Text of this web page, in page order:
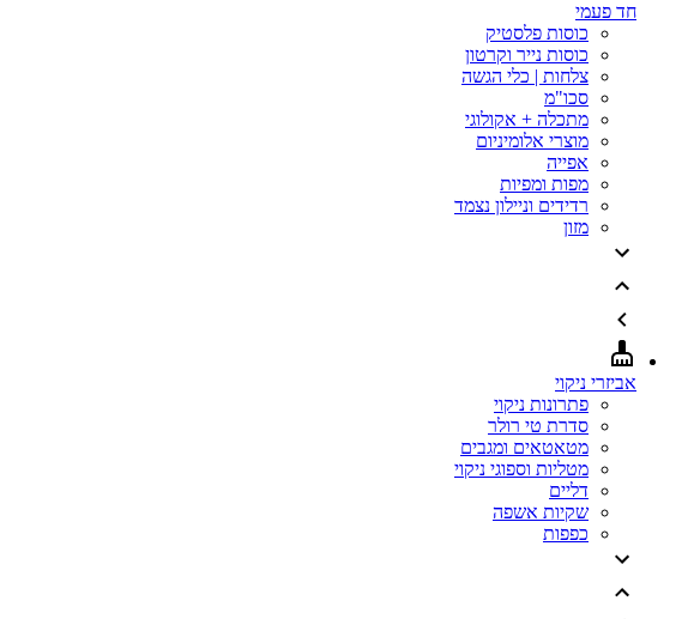
חד פעמי
כוסות פלסטיק
כוסות נייר וקרטון
צלחות | כלי הגשה
סכו"מ
מתכלה + אקולוגי
מוצרי אלומיניום
אפייה
מפות ומפיות
רדידים וניילון נצמד
מזון
אביזרי ניקוי
פתרונות ניקוי
סדרת טי רולר
מטאטאים ומגבים
מטליות וספוגי ניקוי
דליים
שקיות אשפה
כפפות